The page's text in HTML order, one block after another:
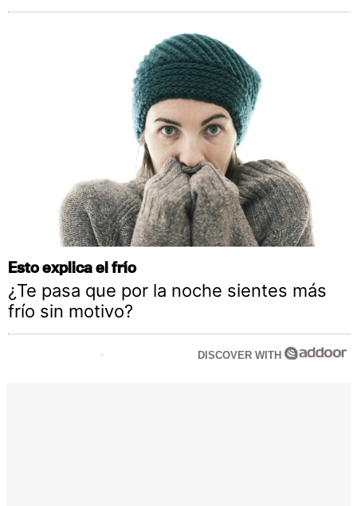
Esto explica el frío
¿Te pasa que por la noche sientes más
frío sin motivo?
DISCOVER WITH